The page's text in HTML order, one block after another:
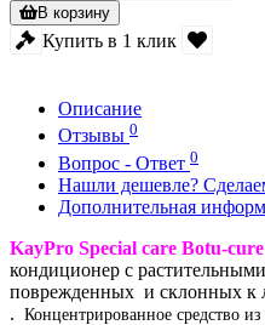
В корзину
Купить в 1 клик
Описание
Отзывы 0
Вопрос - Ответ 0
Нашли дешевле?
Дополнительная
KayPro Special care Botu-cure
кондиционер с
поврежденных и склонных к
. Концентрированное средство